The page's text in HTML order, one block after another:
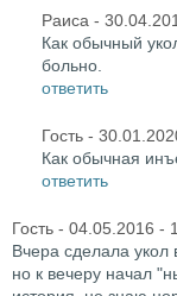
Раиса -
Как обычный
больно.
ответить
Гость -
Как обычная
ответить
Гость - 04.05.2016 -
Вчера сделала
но к вечеру начал